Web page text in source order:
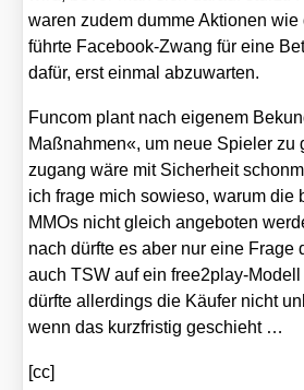
waren zudem dum­me Aktio­nen
führ­te Face­book-Zwang für eine
dafür, erst ein­mal abzu­war­ten.
Fun­com plant nach eige­nem
Maß­nah­men«, um neue Spie­ler
zu­gang wäre mit Sicher­heit
ich fra­ge mich sowie­so, war­um die
MMOs nicht gleich ange­bo­ten
nach dürf­te es aber nur eine Fra­ge
auch TSW auf ein free2­play-
dürf­te aller­dings die Käu­fer nicht
wenn das kurz­fris­tig geschieht …
[cc]